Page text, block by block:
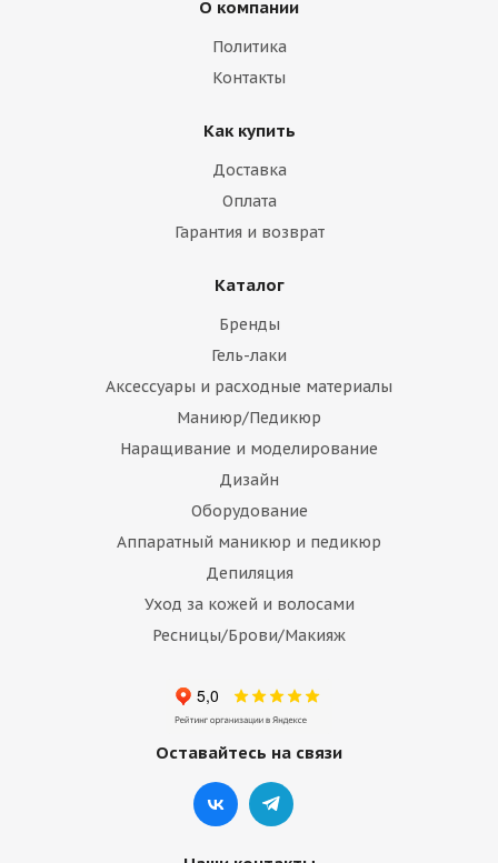
О компании
Политика
Контакты
Как купить
Доставка
Оплата
Гарантия и возврат
Каталог
Бренды
Гель-лаки
Аксессуары и расходные материалы
Маниюр/Педикюр
Наращивание и моделирование
Дизайн
Оборудование
Аппаратный маникюр и педикюр
Депиляция
Уход за кожей и волосами
Ресницы/Брови/Макияж
Оставайтесь на связи